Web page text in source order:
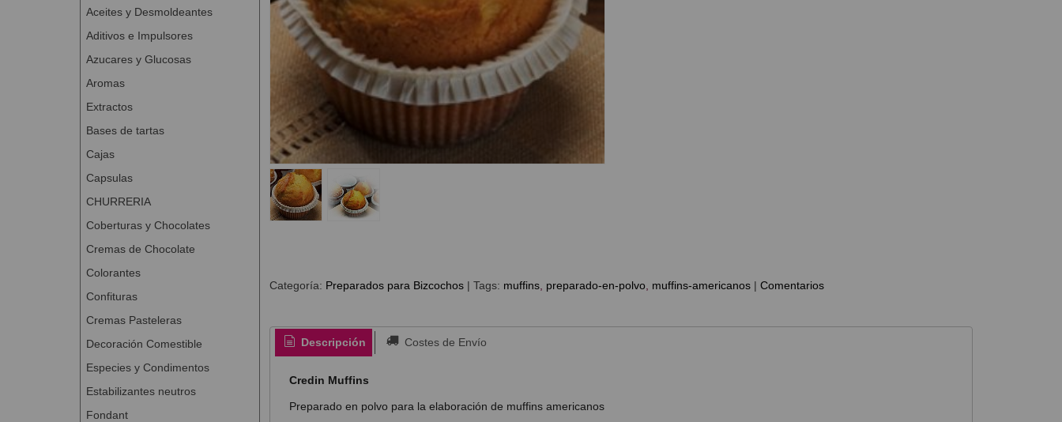
Aceites y Desmoldeantes
Aditivos e Impulsores
Azucares y Glucosas
Aromas
Extractos
Bases de tartas
Cajas
Capsulas
CHURRERIA
Coberturas y Chocolates
Cremas de Chocolate
Colorantes
Confituras
Cremas Pasteleras
Decoración Comestible
Especies y Condimentos
Estabilizantes neutros
Fondant
Categoría: Preparados para Bizcochos| Tags: muffins preparado-en-polvo muffins-americanos | Comentarios
Descripción Costes de Envío
Credin Muffins
Preparado en polvo para la elaboración de muffins americanos